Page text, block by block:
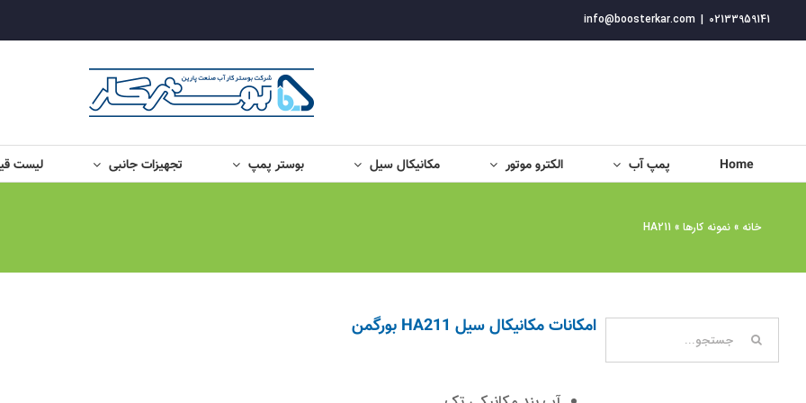
به
02133959141
|
info@boosterkar.com
Home پمپ آب الکترو موتور مکانیکال سیل بوستر پمپ تجهیزات جانبی لیست
خانه » نمونه کارها »
HA211
امکانات مکانیکال سیل HA211 بورگمن
جستجو
برای: